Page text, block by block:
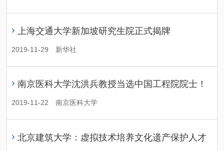
› 上海交通大学新加坡研究生院正式揭牌
2019-11-29 新华社
› 南京医科大学沈洪兵教授当选中国工程院院士！
2019-11-22 南京医科大学
› 北京建筑大学：虚拟技术培养文化遗产保护人才